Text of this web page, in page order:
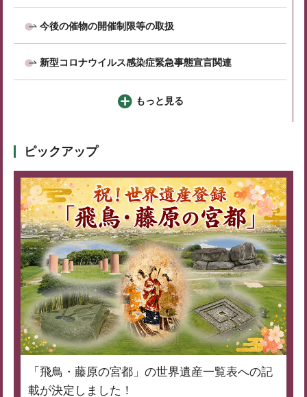
今後の催物の開催制限等の取扱
新型コロナウイルス感染症緊急事態宣言関連
もっと見る
ピックアップ
「飛鳥・藤原の宮都」の世界遺産一覧表への記
載が決定しました！